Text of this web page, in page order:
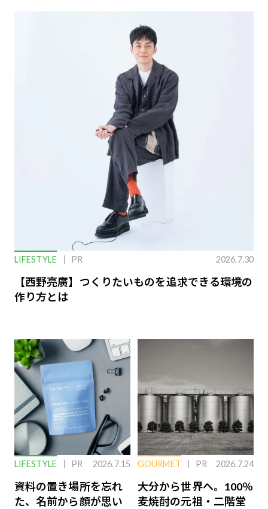
LIFESTYLE PR 2026.7.30
【西野亮廣】つくりたいものを追求できる環境の
作り方とは
LIFESTYLE PR 2026.7.15
資料の置き場所を忘れ
た、名前から顔が思い
GOURMET PR 2026.7.24
大分から世界へ。100％
麦焼酎の元祖・二階堂